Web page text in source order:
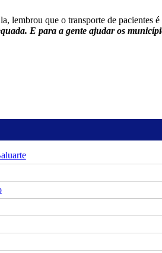
lembrou que o transporte de pacientes
E para a gente ajudar os